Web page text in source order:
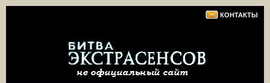
КОНТАКТЫ